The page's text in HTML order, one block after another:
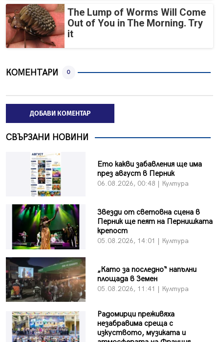
The Lump of Worms Will Come
Out of You in The Morning. Try
it
КОМЕНТАРИ 0
ДОБАВИ КОМЕНТАР
СВЪРЗАНИ НОВИНИ
Ето какви забавления ще има
през август в Перник
06.08.2026, 00:48 | Култура
Звезди от световна сцена в
Перник ще пеят на Пернишката
крепост
05.08.2026, 14:01 | Култура
„Като за последно“ напълни
площада в Земен
05.08.2026, 11:41 | Култура
Радомирци преживяха
незабравима среща с
изкуството, музиката и